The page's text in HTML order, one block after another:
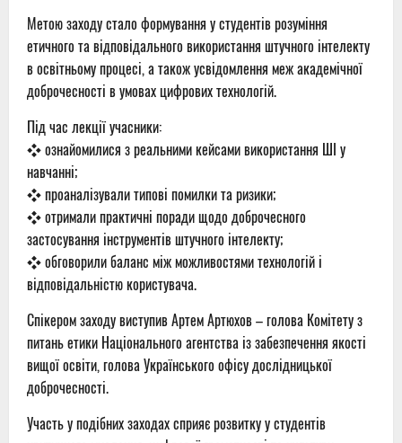
Метою заходу стало формування у студентів розуміння
етичного та відповідального використання штучного інтелекту
в освітньому процесі, а також усвідомлення меж академічної
доброчесності в умовах цифрових технологій.
Під час лекції учасники:
❖ ознайомилися з реальними кейсами використання ШІ у
навчанні;
❖ проаналізували типові помилки та ризики;
❖ отримали практичні поради щодо доброчесного
застосування інструментів штучного інтелекту;
❖ обговорили баланс між можливостями технологій і
відповідальністю користувача.
Спікером заходу виступив Артем Артюхов – голова Комітету з
питань етики Національного агентства із забезпечення якості
вищої освіти, голова Українського офісу дослідницької
доброчесності.
Участь у подібних заходах сприяє розвитку у студентів